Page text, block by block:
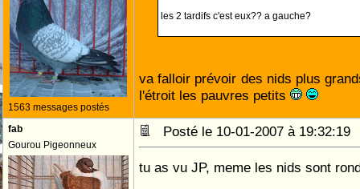
1563 messages postés
les 2 tardifs c'est eux?? a gauche?
va falloir prévoir des nids plus
l'étroit les pauvres petits
fab
Gourou Pigeonneux
Posté le 10-01-2007 à
tu as vu JP, meme les nids sont